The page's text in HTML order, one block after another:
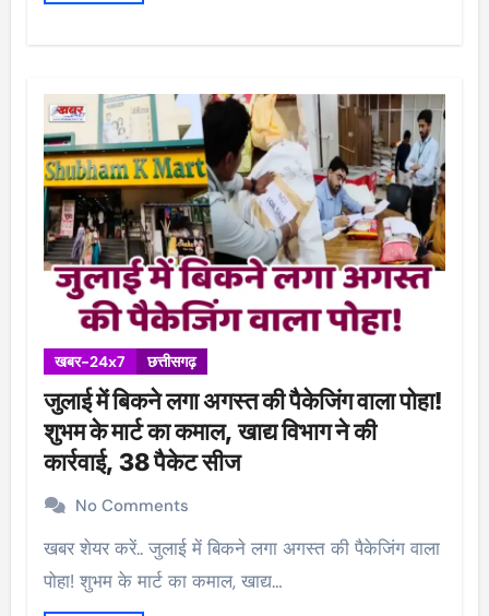
खबर-24x7 छत्तीसगढ़
जुलाई में बिकने लगा अगस्त की पैकेजिंग वाला पोहा!
शुभम के मार्ट का कमाल, खाद्य विभाग ने की
कार्रवाई, 38 पैकेट सीज
No Comments
खबर शेयर करें.. जुलाई में बिकने लगा अगस्त की पैकेजिंग वाला
पोहा! शुभम के मार्ट का कमाल, खाद्य…